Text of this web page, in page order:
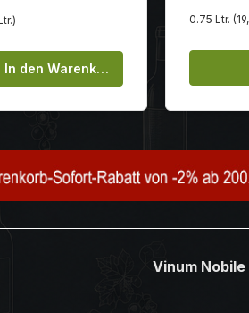
Der Abgang ist
Gib den
In den Warenkorb
und
0.75 Ltr.
Vinum